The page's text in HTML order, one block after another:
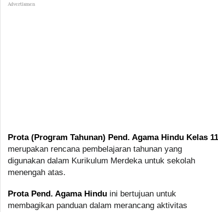
Advertismen
Prota (Program Tahunan) Pend. Agama Hindu Kelas 11
merupakan rencana pembelajaran tahunan yang
digunakan dalam Kurikulum Merdeka untuk sekolah
menengah atas.
Prota Pend. Agama Hindu ini bertujuan untuk
membagikan panduan dalam merancang aktivitas